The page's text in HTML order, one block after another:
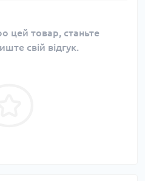
цей товар, станьте
свій відгук.